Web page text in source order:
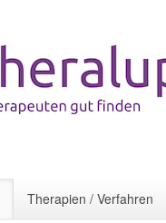
Therapien / Verfahren